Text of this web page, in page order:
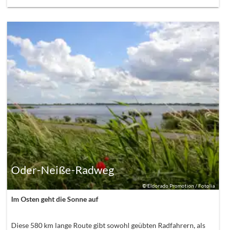
©Eldorado Promotion / Fotolia
Oder-Neiße-Radweg
Im Osten geht die Sonne auf
Diese 580 km lange Route gibt sowohl geübten Radfahrern, als